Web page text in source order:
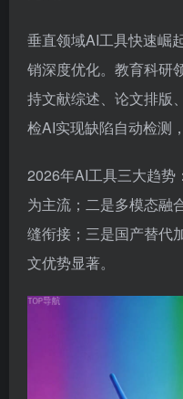
垂直领域AI工具快速崛
销深度优化。教育科研
持文献综述、论文排版
检AI实现缺陷自动检测
2026年AI工具三大趋势
为主流；二是多模态融
缝衔接；三是国产替代
文优势显著。